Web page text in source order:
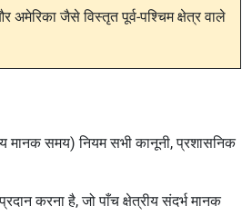
अमेरिकाजैसे विस्तृत पूर्व-पश्चिम क्षेत्र वाले
मानक समय) नियमसभी कानूनी, प्रशासनिक
करना है, जोपाँच क्षेत्रीय संदर्भ मानक